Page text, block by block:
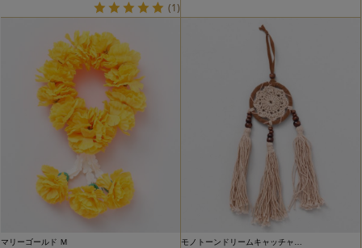
(1)
マリーゴールド Ｍ モノトーンドリームキャッチャ…